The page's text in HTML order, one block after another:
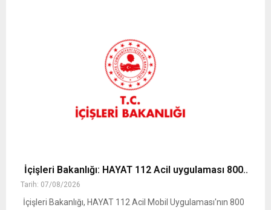
İçişleri Bakanlığı: HAYAT 112 Acil uygulaması 800..
Tarih: 07/08/2026
İçişleri Bakanlığı, HAYAT 112 Acil Mobil Uygulaması'nın 800